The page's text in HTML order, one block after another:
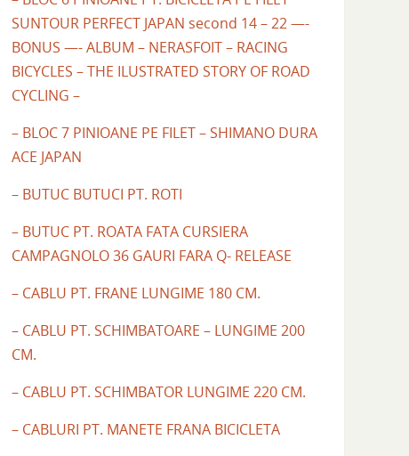
SUNTOUR PERFECT JAPAN second 14 – 22 —-
BONUS —- ALBUM – NERASFOIT – RACING
BICYCLES – THE ILUSTRATED STORY OF ROAD
CYCLING –
– BLOC 7 PINIOANE PE FILET – SHIMANO DURA
ACE JAPAN
– BUTUC BUTUCI PT. ROTI
– BUTUC PT. ROATA FATA CURSIERA
CAMPAGNOLO 36 GAURI FARA Q- RELEASE
– CABLU PT. FRANE LUNGIME 180 CM.
– CABLU PT. SCHIMBATOARE – LUNGIME 200
CM.
– CABLU PT. SCHIMBATOR LUNGIME 220 CM.
– CABLURI PT. MANETE FRANA BICICLETA